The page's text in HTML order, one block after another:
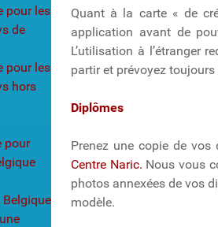
pour les
de
pour les
hors
pour
Belgique
Quant à la carte « de
application avant de
L’utilisation à l’étranger
partir et prévoyez
Diplômes
Prenez une copie de
Centre Naric. Nous vous
photos annexées de vos
modèle.